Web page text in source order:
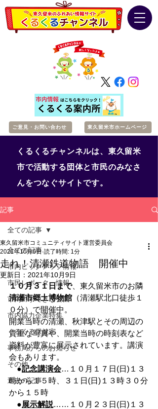
ご意見・お問い合わせ 東久留米市ホームページ
くるくるチャンネルは、東久留米
市で活動する団体と市民のみなさ
んをつなぐサイトです。
記事
全ての記事
市内ピックアップ情報
市民レポーター情報
市内のすてきな公園
市内協力企業特集
くるくる保健室
事務局からのお知らせ
その他
過去の記事
全ての記事
走れ！清瀬鉄道物語 開催中
東久留米市コミュニティサイト運営委員会
2021年10月6日 読了時間: 1分
更新日： 2021年10月9日
１０月３１日まで、東久留米市のお隣
清瀬市郷土博物館 （清瀬駅北口徒歩１
０分）で開催中。
開業当時の清瀬、秋津駅とその周辺の
貴重な写真や、開業当時の時刻表など
資料が豊富に展示されています。講演
会もあります。
●記念講演会…１０月１７日(日)１３
時から１５時、３１日(日)１３時３０分
から１５時
●展示解説……１０月２３日(日)１３